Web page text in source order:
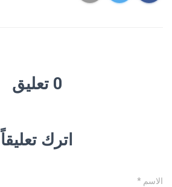
0 تعليق
اترك تعليقاً
الاسم *